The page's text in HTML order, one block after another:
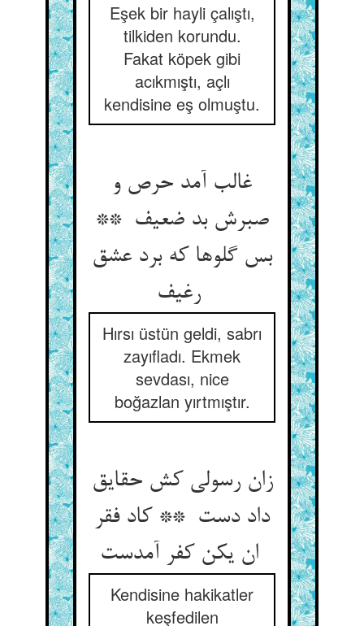
Eşek bir hayli çalıştı,
tilkiden korundu.
Fakat köpek gibi
acıkmıştı, açlı
kendisine eş olmuştu.
غالب آمد حرص و
صبرش بد ضعیف **
بس گلوها که برد عشق
Hırsı üstün geldi, sabrı
zayıfladı. Ekmek
sevdası, nice
boğazlan yırtmıştır.
زان رسولی کش حقایق
داد دست ** کاد فقر
ان یکن کفر آمدست
Kendisine hakikatler
keşfedilen